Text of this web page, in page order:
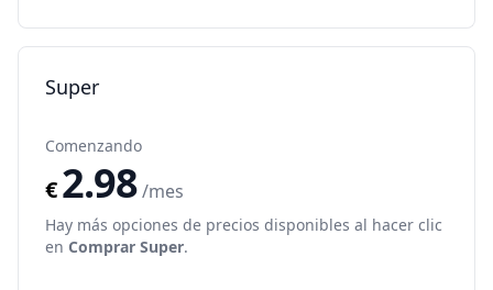
Super
Comenzando
€ 2.98/mes
Hay más opciones de precios disponibles al hacer clic
en Comprar Super.